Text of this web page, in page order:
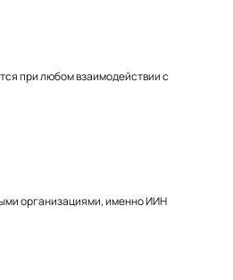
при любом взаимодействии с
организациями, именно ИИН